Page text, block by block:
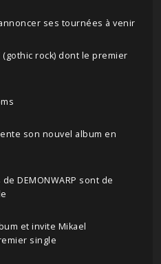
ses tournées à venir
(gothic rock) dont le premier
son nouvel album en
DEMONWARP sont de
et invite Mikael
single